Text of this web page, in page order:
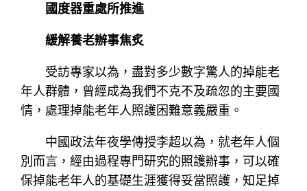
國度器重處所推進
緩解養老辦事焦炙
受訪專家以為，盡對多少數字驚人的掉能老
年人群體，曾經成為我們不克不及疏忽的主要國
情，處理掉能老年人照護困難意義嚴重。
中國政法年夜學傳授李超以為，就老年人個
別而言，經由過程專門研究的照護辦事，可以確
保掉能老年人的基礎生涯獲得妥當照護，知足掉